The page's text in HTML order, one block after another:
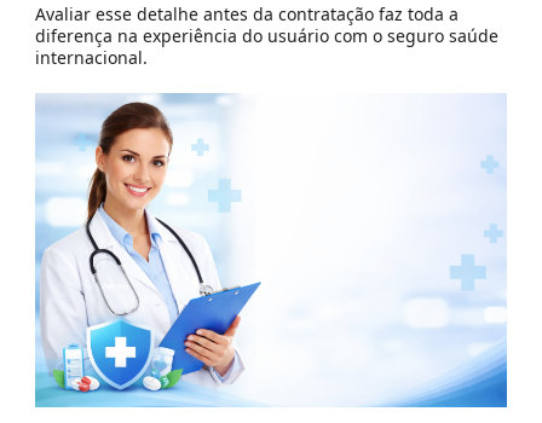
Avaliar esse detalhe antes da contratação faz toda a
diferença na experiência do usuário com o seguro saúde
internacional.